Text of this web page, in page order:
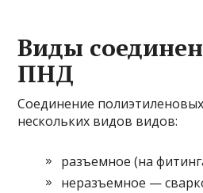
Виды
ПНД
Соединение
нескольких видов видов:
разъемное (на
неразъемное —